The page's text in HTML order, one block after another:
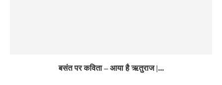
बसंत पर कविता – आया है ऋतुराज |...